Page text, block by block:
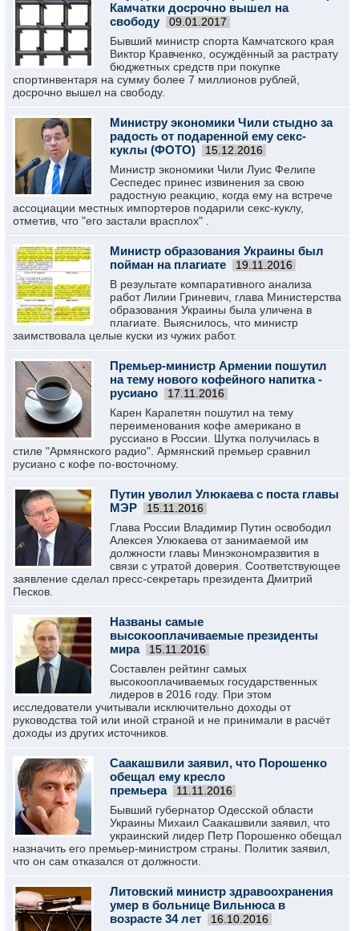
Камчатки досрочно вышел на
свободу
09.01.2017
Бывший министр спорта Камчатского края
Виктор Кравченко, осуждённый за растрату
бюджетных средств при покупке
спортинвентаря на сумму более 7 миллионов рублей,
досрочно вышел на свободу.
Министру экономики Чили стыдно за
радость от подаренной ему секс-
куклы (ФОТО)
15.12.2016
Министр экономики Чили Луис Фелипе
Сеспедес принес извинения за свою
радостную реакцию, когда ему на встрече
ассоциации местных импортеров подарили секс-куклу,
отметив, что "его застали врасплох" .
Министр образования Украины был
пойман на плагиате
19.11.2016
В результате компаративного анализа
работ Лилии Гриневич, глава Министерства
образования Украины была уличена в
плагиате. Выяснилось, что министр
заимствовала целые куски из чужих работ.
Премьер-министр Армении пошутил
на тему нового кофейного напитка -
русиано
17.11.2016
Карен Карапетян пошутил на тему
переименования кофе американо в
руссиано в России. Шутка получилась в
стиле "Армянского радио". Армянский премьер сравнил
русиано с кофе по-восточному.
Путин уволил Улюкаева с поста главы
МЭР
15.11.2016
Глава России Владимир Путин освободил
Алексея Улюкаева от занимаемой им
должности главы Минэкономразвития в
связи с утратой доверия. Соответствующее
заявление сделал пресс-секретарь президента Дмитрий
Песков.
Названы самые
высокооплачиваемые президенты
мира
15.11.2016
Составлен рейтинг самых
высокооплачиваемых государственных
лидеров в 2016 году. При этом
исследователи учитывали исключительно доходы от
руководства той или иной страной и не принимали в расчёт
доходы из других источников.
Саакашвили заявил, что Порошенко
обещал ему кресло
премьера
11.11.2016
Бывший губернатор Одесской области
Украины Михаил Саакашвили заявил, что
украинский лидер Петр Порошенко обещал
назначить его премьер-министром страны. Политик заявил,
что он сам отказался от должности.
Литовский министр здравоохранения
умер в больнице Вильнюса в
возрасте 34 лет
16.10.2016